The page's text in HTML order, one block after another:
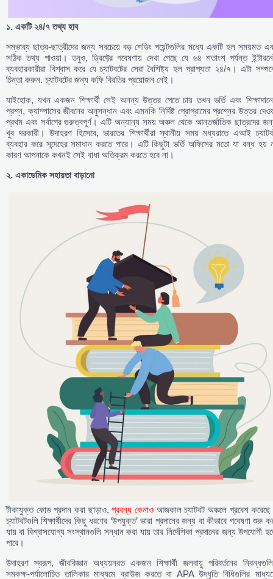
১. একটি২৪/৭তথ্য হাব
সম্ভাব্য ছাত্র-ছাত্রীদের জন্য সবচেয়ে বড় শেডিং পয়েন্টগুলির মধ্যে একটি হল সময়মত
সঠিক তথ্য পাওয়া। তবুও, ড্রিফ্টের গবেষণায় দেখা গেছে যে ৬৪ শতাংশ পর্যন্ত
ব্যবহারকারীরা বিশ্বাস করে যে চ্যাটবটের সেরা বৈশিষ্ট্য হল প্রাপ্যতা ২৪/৭। এটা
চিন্তা করুন. চ্যাটবটের জন্য কফি বিরতির প্রয়োজন নেই।
যাইহোক, যখন একজন শিক্ষার্থী সেই অনন্য উত্তর পেতে চায় তখন ভর্তি এবং
প্রশ্ন, ক্যাম্পাসের জীবনের অনুসন্ধান এবং এমনকি নির্দিষ্ট প্রোগ্রামের প্রশ্নের উত্তর
প্রথম এবং সর্বাগ্রে গুরুত্বপূর্ণ। এটি অন্যান্য সময় অঞ্চল থেকে আন্তর্জাতিক ছাত্রদের
খুব দরকারী। উদাহরণ হিসেবে, ভারতের শিক্ষার্থীরা স্থানীয় সময় মধ্যরাতে এআই
ব্যবহার করে সন্দেহের সমাধান করতে পারে। এটি কিছুটা ভর্তি অফিসের মতো যা বন্ধ হয়
কারণ আপনাকে কখনই সেই বাধা অতিক্রম করতে হবে না।
২. একাডেমিকসহায়তাবাড়ানো
টীকাযুক্ত কোড প্রদান করা ছাড়াও,প্রবন্ধ কেনাও আজকাল চ্যাটবট অঞ্চলে প্রবেশ
চ্যাটবটগুলি শিক্ষার্থীদের কিছু ধরণের ‘উপযুক্ত’ ভারা প্রদানের জন্য বা কীভাবে গবেষণা শুরু
যায় বা বিশ্বাসযোগ্য সংস্থানগুলি সন্ধান করা যায় তার নির্দেশিকা প্রদানের জন্য উপযোগী
পারে।
উদাহরণ স্বরূপ, জীববিজ্ঞান অধ্যয়নরত একজন শিক্ষার্থী জলবায়ু পরিবর্তনের
সমকক্ষ-পর্যালোচিত তালিকার মাধ্যমে ব্রাউজ করতে বা APA উদ্ধৃতি বিধিগুলির